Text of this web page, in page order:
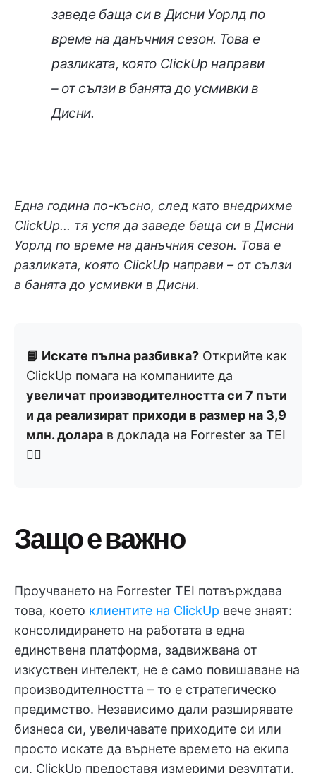
заведе баща си в Дисни Уорлд по
време на данъчния сезон. Това е
разликата, която ClickUp направи
– от сълзи в банята до усмивки в
Дисни.
Една година по-късно, след като внедрихме
ClickUp... тя успя да заведе баща си в Дисни
Уорлд по време на данъчния сезон. Това е
разликата, която ClickUp направи – от сълзи
в банята до усмивки в Дисни.
📘 Искате пълна разбивка? Открийте как
ClickUp помага на компаниите да
увеличат производителността си 7 пъти
и да реализират приходи в размер на 3,9
млн. долара в доклада на Forrester за TEI
👇🏼
Защо е важно
Проучването на Forrester TEI потвърждава
това, което клиентите на ClickUp вече знаят:
консолидирането на работата в една
единствена платформа, задвижвана от
изкуствен интелект, не е само повишаване на
производителността – то е стратегическо
предимство. Независимо дали разширявате
бизнеса си, увеличавате приходите си или
просто искате да върнете времето на екипа
си, ClickUp предоставя измерими резултати.